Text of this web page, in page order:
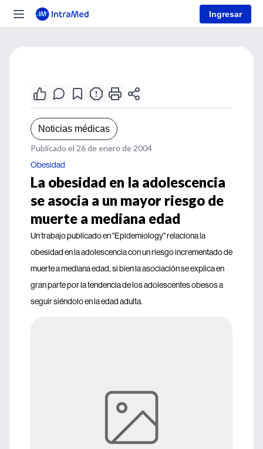
Ingresar
Noticias médicas
Publicado el 26 de enero de 2004
Obesidad
La obesidad en la adolescencia
se asocia a un mayor riesgo de
muerte a mediana edad
Un trabajo publicado en "Epidemiology" relaciona la
obesidad en la adolescencia con un riesgo incrementado de
muerte a mediana edad, si bien la asociación se explica en
gran parte por la tendencia de los adolescentes obesos a
seguir siéndolo en la edad adulta.